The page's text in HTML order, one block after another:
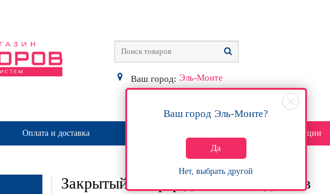
Ваш город: Эль-Монте
Ваш город Эль-Монте?
Да
Нет, выбрать другой
Оплата и доставка Акции
Закрытый сейфер для 2-х CD-дисков